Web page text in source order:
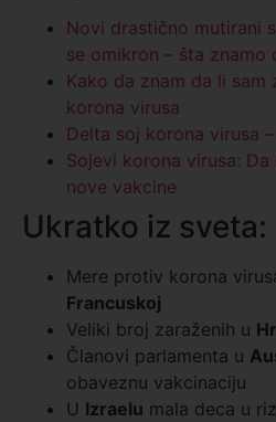
Novi drastično mutirani
se omikron – šta znamo
Kako da znam da li sam
korona virusa
Delta soj korona virusa
Sojevi korona virusa:
nove vakcine
Ukratko iz sveta:
Mere protiv korona
Francuskoj
Veliki broj zaraženih u
Članovi parlamenta u
obaveznu vakcinaciju
U Izraelu mala deca u